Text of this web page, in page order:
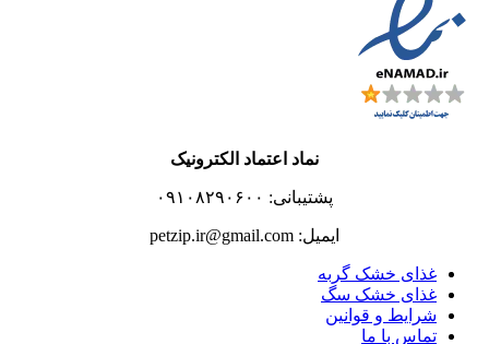
نماد اعتماد الکترونیک
پشتیبانی: ۰۹۱۰۸۲۹۰۶۰۰
ایمیل: petzip.ir@gmail.com
غذای خشک گربه
غذای خشک سگ
شرایط و قوانین
تماس با ما